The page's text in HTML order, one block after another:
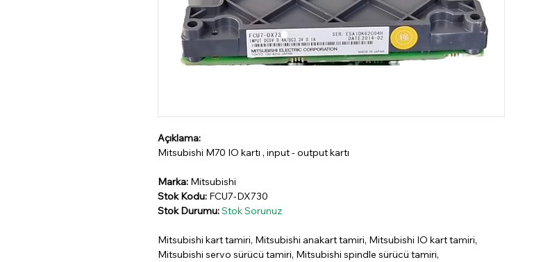
Açıklama:
Mitsubishi M70 IO kartı , input - output kartı
Marka: Mitsubishi
Stok Kodu: FCU7-DX730
Stok Durumu:Stok Sorunuz
Mitsubishi kart tamiri, Mitsubishi anakart tamiri, Mitsubishi IO kart tamiri,
Mitsubishi servo sürücü tamiri, Mitsubishi spindle sürücü tamiri,